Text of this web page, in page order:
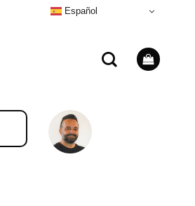
Español